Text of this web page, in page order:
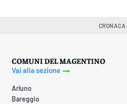
CRONACA
COMUNI DEL MAGENTINO
Vai alla sezione
Arluno
Bareggio